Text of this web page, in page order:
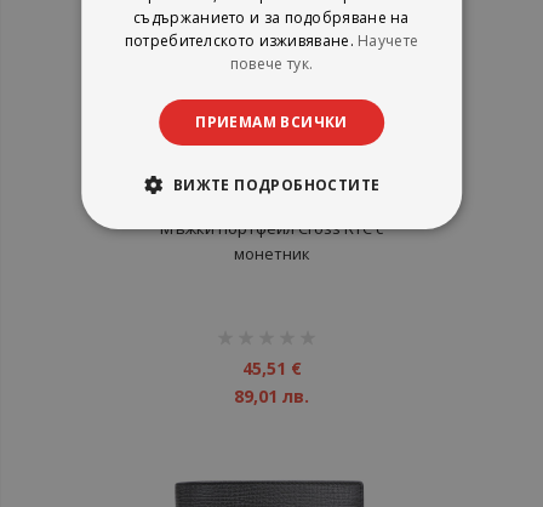
Мъжки портфейл Cross RTC с
монетник
45,51 €
89,01 лв.
съдържанието и за подобряване на
потребителското изживяване. Научете
повече тук.
ПРИЕМАМ ВСИЧКИ
ВИЖТЕ ПОДРОБНОСТИТЕ